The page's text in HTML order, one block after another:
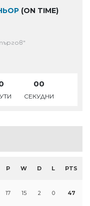
(ON TIME)
00
СЕКУДНИ
P W D L PTS
17 15 2 0 47